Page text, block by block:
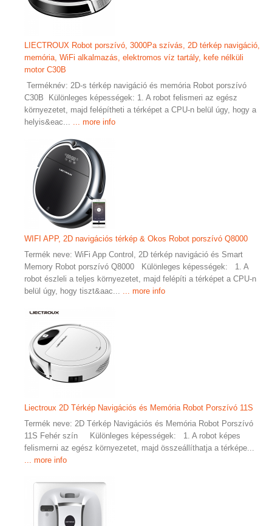
LIECTROUX Robot porszívó, 3000Pa szívás, 2D térkép navigáció,
memória, WiFi alkalmazás, elektromos víz tartály, kefe nélküli
motor C30B
Terméknév: 2D-s térkép navigáció és memória Robot porszívó
C30B Különleges képességek: 1. A robot felismeri az egész
környezetet, majd felépítheti a térképet a CPU-n belül úgy, hogy a
helyis&eac...
... more info
WIFI APP, 2D navigációs térkép & Okos Robot porszívó Q8000
Termék neve: WiFi App Control, 2D térkép navigáció és Smart
Memory Robot porszívó Q8000 Különleges képességek: 1. A
robot észleli a teljes környezetet, majd felépíti a térképet a CPU-n
belül úgy, hogy tiszt&aac...
... more info
Liectroux 2D Térkép Navigációs és Memória Robot Porszívó 11S
Termék neve: 2D Térkép Navigációs és Memória Robot Porszívó
11S Fehér szín Különleges képességek: 1. A robot képes
felismerni az egész környezetet, majd összeállíthatja a térképe...
... more info